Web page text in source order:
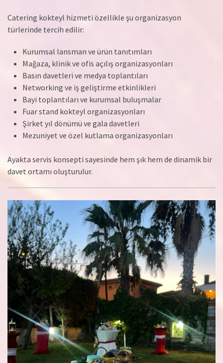
Catering kokteyl hizmeti özellikle şu organizasyon
türlerinde tercih edilir:
Kurumsal lansman ve ürün tanıtımları
Mağaza, klinik ve ofis açılış organizasyonları
Basın davetleri ve medya toplantıları
Networking ve iş geliştirme etkinlikleri
Bayi toplantıları ve kurumsal buluşmalar
Fuar stand kokteyl organizasyonları
Şirket yıl dönümü ve gala davetleri
Mezuniyet ve özel kutlama organizasyonları
Ayakta servis konsepti sayesinde hem şık hem de dinamik bir
davet ortamı oluşturulur.